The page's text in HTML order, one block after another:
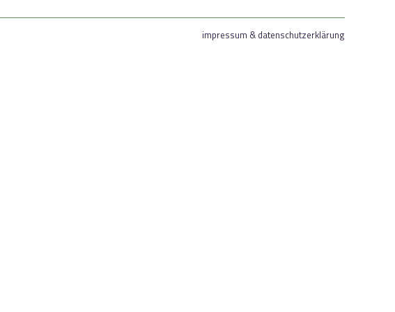
impressum & datenschutzerklärung